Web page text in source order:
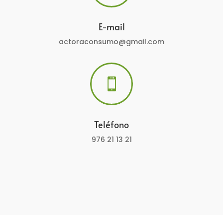
E-mail
actoraconsumo@gmail.com

Teléfono
976 21 13 21